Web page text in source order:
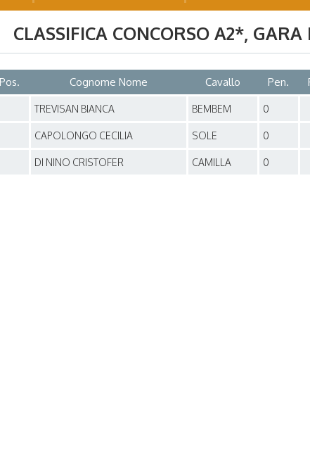
CLASSIFICA CONCORSO A2*, GARA
Pos. Cognome Nome Cavallo Pen.
TREVISAN BIANCA BEMBEM 0
CAPOLONGO CECILIA SOLE 0
DI NINO CRISTOFER CAMILLA 0